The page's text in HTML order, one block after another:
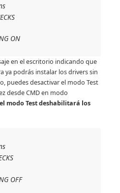
ON
en el escritorio indicando que
ya podrás instalar los drivers sin
puedes desactivar el modo Test
desde CMD en modo
modo Test deshabilitará los
OFF